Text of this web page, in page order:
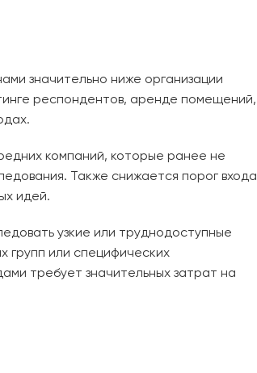
значительно ниже организации
респондентов, аренде помещений,
компаний, которые ранее не
Также снижается порог входа
идей.
узкие или труднодоступные
групп или специфических
требует значительных затрат на